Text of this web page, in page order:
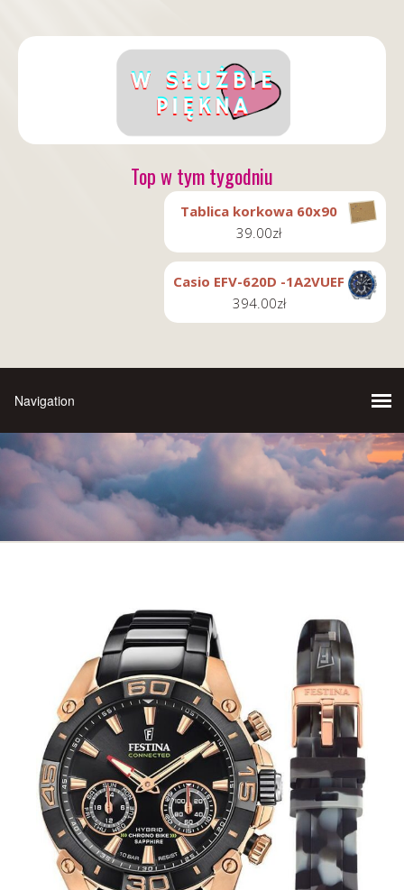
Top w tym tygodniu
Tablica korkowa 60x90
39.00zł
Casio EFV-620D -1A2VUEF
394.00zł